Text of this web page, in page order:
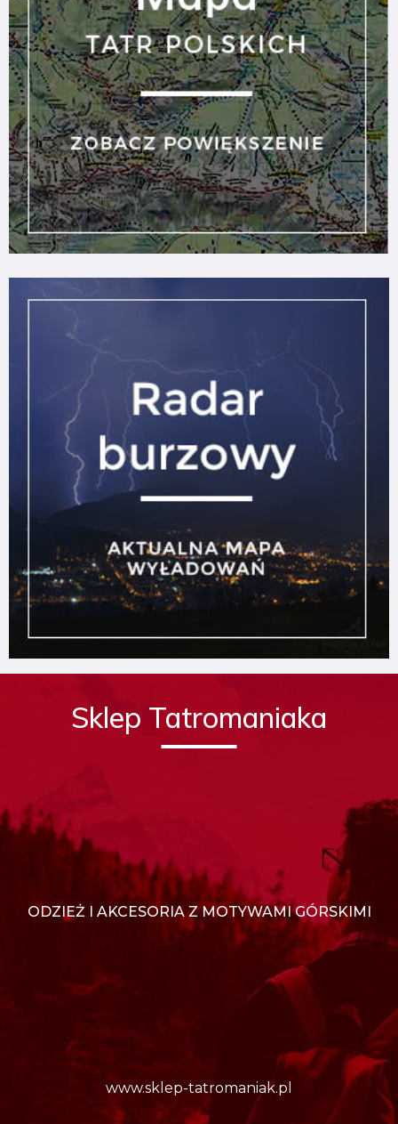
Sklep Tatromaniaka
ODZIEŻ I AKCESORIA Z MOTYWAMI GÓRSKIMI
www.sklep-tatromaniak.pl